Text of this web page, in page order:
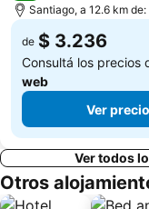
Santiago, a 12.6 km
de $ 3.236
Consultá los precios
web
Ver
Ver todos
Otros